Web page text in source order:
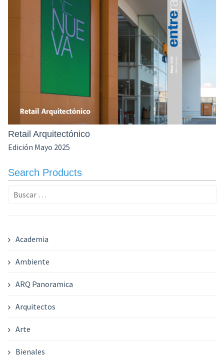
Retail Arquitectónico
Edición Mayo 2025
Search Products
Buscar:
Academia
Ambiente
ARQ Panoramica
Arquitectos
Arte
Bienales